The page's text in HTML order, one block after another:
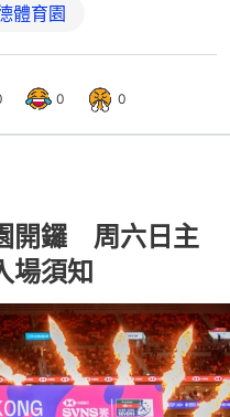
體育園
0 0
開鑼 周六日主
須知